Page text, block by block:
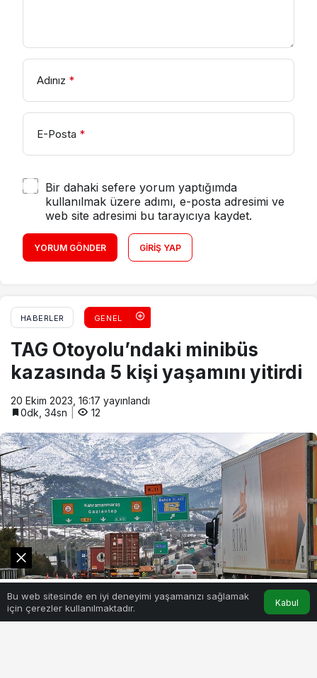
Adınız *
E-Posta *
Bir dahaki sefere yorum yaptığımda
kullanılmak üzere adımı, e-posta adresimi ve
web site adresimi bu tarayıcıya kaydet.
YORUM GÖNDER GIRIŞ YAP
HABERLER GENEL
TAG Otoyolu’ndaki minibüs
kazasında 5 kişi yaşamını yitirdi
20 Ekim 2023, 16:17 yayınlandı
0dk, 34sn
12
Bu web sitesinde en iyi deneyimi yaşamanızı sağlamak
için çerezler kullanılmaktadır.
Kabul
Akış Hesabım
0